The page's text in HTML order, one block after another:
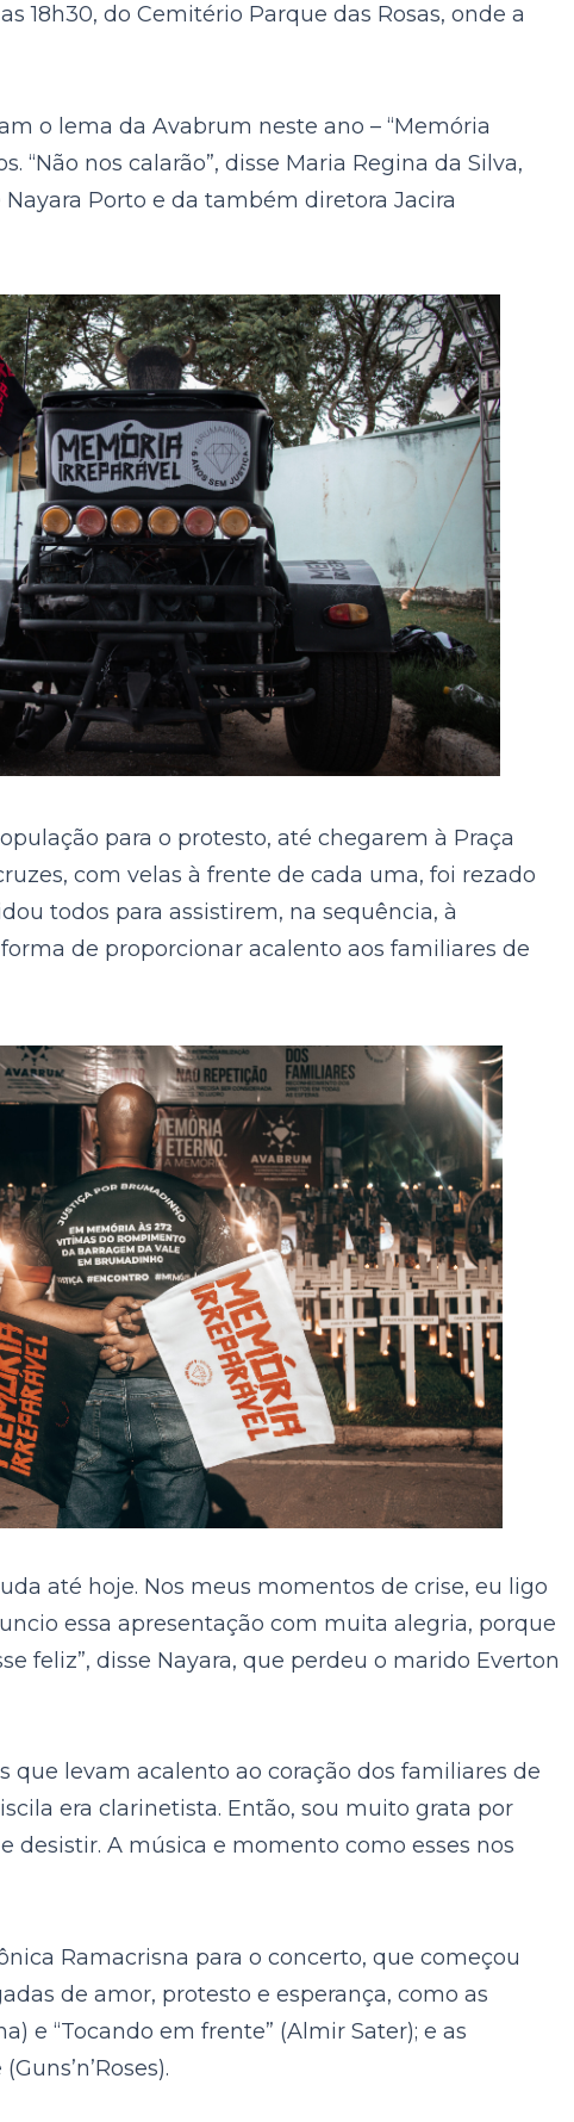
18h30, do Cemitério Parque das Rosas, onde a
o lema da Avabrum neste ano – “Memória
nos calarão”, disse Maria Regina da Silva,
Porto e da também diretora Jacira
para o protesto, até chegarem à Praça
com velas à frente de cada uma, foi rezado
todos para assistirem, na sequência, à
de proporcionar acalento aos familiares de
até hoje. Nos meus momentos de crise, eu ligo
essa apresentação com muita alegria, porque
feliz”, disse Nayara, que perdeu o marido Everton
levam acalento ao coração dos familiares de
era clarinetista. Então, sou muito grata por
desistir. A música e momento como esses nos
Ramacrisna para o concerto, que começou
de amor, protesto e esperança, como as
e “Tocando em frente” (Almir Sater); e as